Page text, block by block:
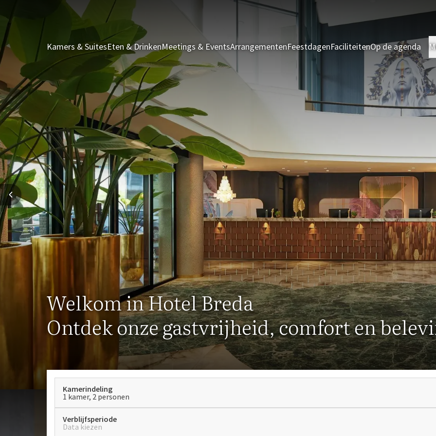
Kamers & SuitesEten & DrinkenMeetings & EventsArrangementenFeestdagenFaciliteitenOp de agenda
Welkom in Hotel Breda
Ontdek onze gastvrijheid, comfort en
Kamerindeling
1 kamer, 2 personen
Verblijfsperiode
Data kiezen